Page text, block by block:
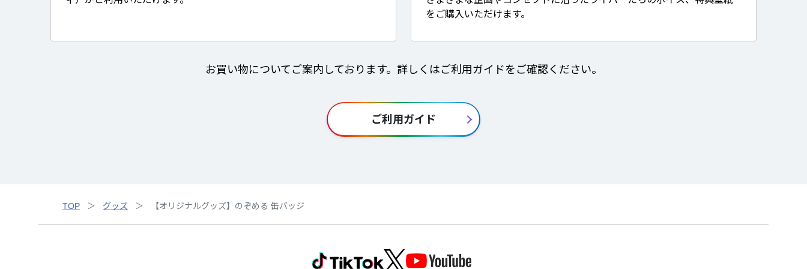
をご購入いただけます。
お買い物についてご案内しております。詳しくはご利用ガイドをご確認ください。
ご利用ガイド
TOP グッズ 【オリジナルグッズ】のぞめる 缶バッジ